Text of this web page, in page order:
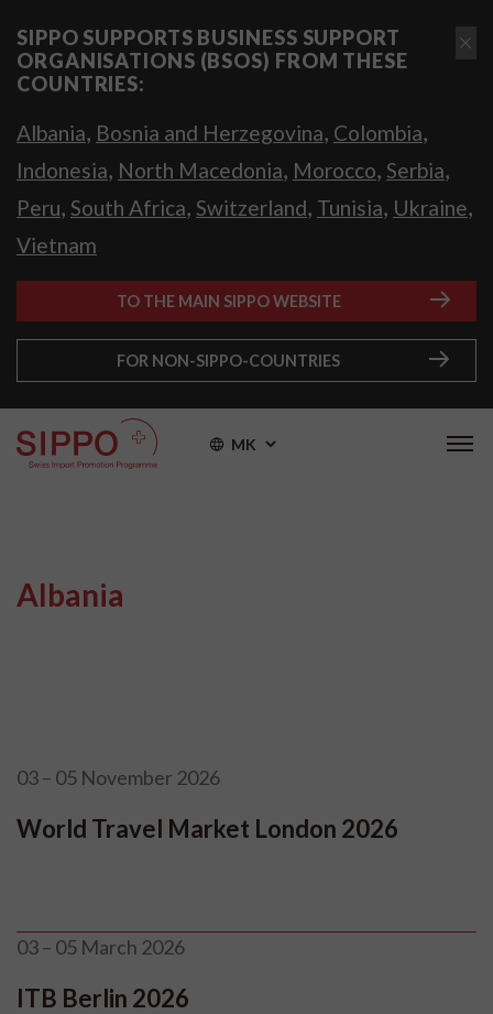
SIPPO SUPPORTS BUSINESS SUPPORT
ORGANISATIONS (BSOS) FROM THESE
COUNTRIES:
Albania, Bosnia and Herzegovina, Colombia,
Indonesia, North Macedonia, Morocco, Serbia,
Peru, South Africa, Switzerland, Tunisia, Ukraine,
Vietnam
TO THE MAIN SIPPO WEBSITE
FOR NON-SIPPO-COUNTRIES
MK
Albania
03 – 05 November 2026
World Travel Market London 2026
03 – 05 March 2026
ITB Berlin 2026